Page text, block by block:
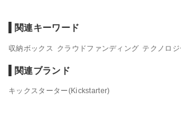
関連キーワード
収納ボックス クラウドファンディング テクノロジ
関連ブランド
キックスターター(Kickstarter)